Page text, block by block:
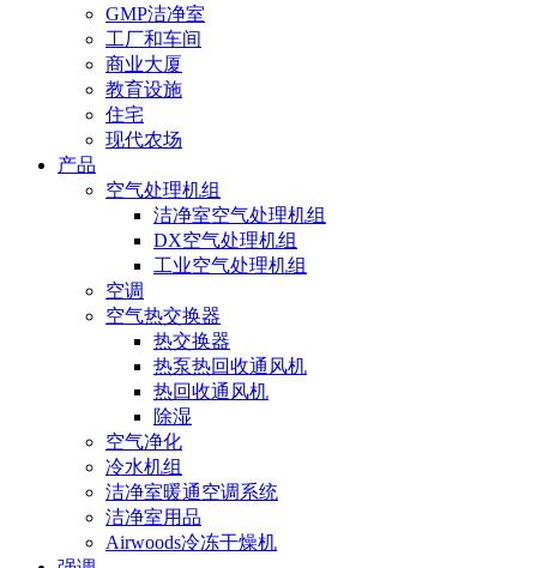
GMP洁净室
工厂和车间
商业大厦
教育设施
住宅
现代农场
产品
空气处理机组
洁净室空气处理机组
DX空气处理机组
工业空气处理机组
空调
空气热交换器
热交换器
热泵热回收通风机
热回收通风机
除湿
空气净化
冷水机组
洁净室暖通空调系统
洁净室用品
Airwoods冷冻干燥机